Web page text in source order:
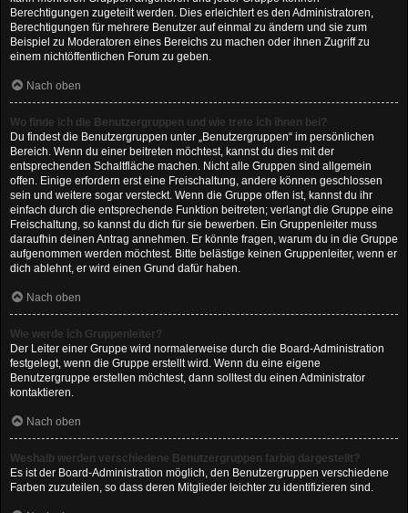
Berechtigungen zugeteilt werden. Dies erleichtert es den Administratoren,
Berechtigungen für mehrere Benutzer auf einmal zu ändern und sie zum
Beispiel zu Moderatoren eines Bereichs zu machen oder ihnen Zugriff zu
einem nichtöffentlichen Forum zu geben.
Nach oben
Wo finde ich die Benutzergruppen und wie trete ich ihnen bei?
Du findest die Benutzergruppen unter „Benutzergruppen“ im persönlichen
Bereich. Wenn du einer beitreten möchtest, kannst du dies mit der
entsprechenden Schaltfläche machen. Nicht alle Gruppen sind allgemein
offen. Einige erfordern erst eine Freischaltung, andere können geschlossen
sein und weitere sogar versteckt. Wenn die Gruppe offen ist, kannst du ihr
einfach durch die entsprechende Funktion beitreten; verlangt die Gruppe eine
Freischaltung, so kannst du dich für sie bewerben. Ein Gruppenleiter muss
daraufhin deinen Antrag annehmen. Er könnte fragen, warum du in die Gruppe
aufgenommen werden möchtest. Bitte belästige keinen Gruppenleiter, wenn er
dich ablehnt, er wird einen Grund dafür haben.
Nach oben
Wie werde ich Gruppenleiter?
Der Leiter einer Gruppe wird normalerweise durch die Board-Administration
festgelegt, wenn die Gruppe erstellt wird. Wenn du eine eigene
Benutzergruppe erstellen möchtest, dann solltest du einen Administrator
kontaktieren.
Nach oben
Weshalb werden verschiedene Benutzergruppen farbig dargestellt?
Es ist der Board-Administration möglich, den Benutzergruppen verschiedene
Farben zuzuteilen, so dass deren Mitglieder leichter zu identifizieren sind.